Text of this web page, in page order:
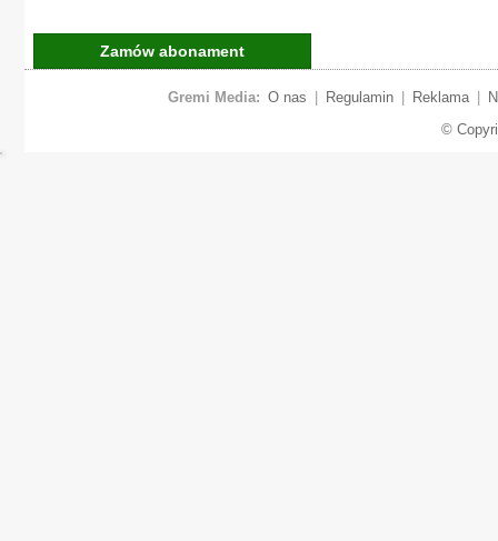
Zamów abonament
Gremi Media: O nas Regulamin Reklama
©